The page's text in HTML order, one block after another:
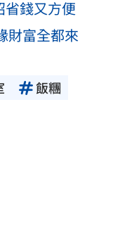
省錢又方便
財富全都來
飯糰